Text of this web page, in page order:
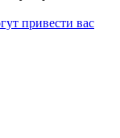
привести вас